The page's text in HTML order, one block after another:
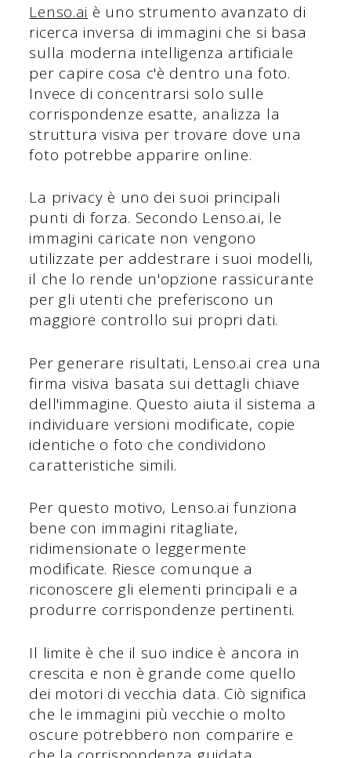
Lenso.ai è uno strumento avanzato di
ricerca inversa di immagini che si basa
sulla moderna intelligenza artificiale
per capire cosa c'è dentro una foto.
Invece di concentrarsi solo sulle
corrispondenze esatte, analizza la
struttura visiva per trovare dove una
foto potrebbe apparire online.
La privacy è uno dei suoi principali
punti di forza. Secondo Lenso.ai, le
immagini caricate non vengono
utilizzate per addestrare i suoi modelli,
il che lo rende un'opzione rassicurante
per gli utenti che preferiscono un
maggiore controllo sui propri dati.
Per generare risultati, Lenso.ai crea una
firma visiva basata sui dettagli chiave
dell'immagine. Questo aiuta il sistema a
individuare versioni modificate, copie
identiche o foto che condividono
caratteristiche simili.
Per questo motivo, Lenso.ai funziona
bene con immagini ritagliate,
ridimensionate o leggermente
modificate. Riesce comunque a
riconoscere gli elementi principali e a
produrre corrispondenze pertinenti.
Il limite è che il suo indice è ancora in
crescita e non è grande come quello
dei motori di vecchia data. Ciò significa
che le immagini più vecchie o molto
oscure potrebbero non comparire e